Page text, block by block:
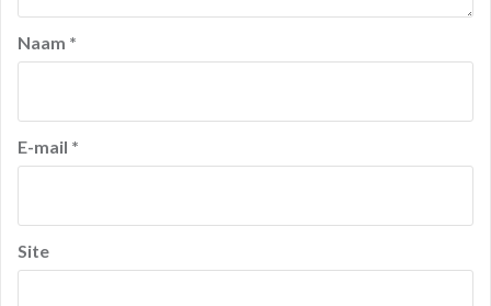
Naam *
E-mail *
Site